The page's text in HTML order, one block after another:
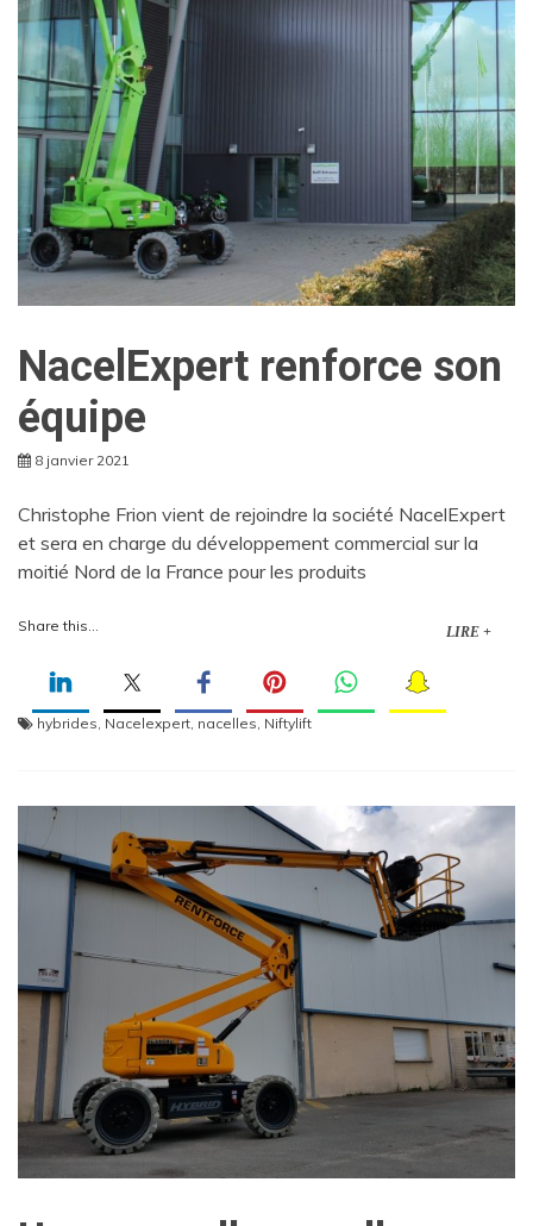
NacelExpert renforce son
équipe
8 janvier 2021
Christophe Frion vient de rejoindre la société NacelExpert
et sera en charge du développement commercial sur la
moitié Nord de la France pour les produits
Share this... LIRE +
hybrides Nacelexpert nacelles Niftylift